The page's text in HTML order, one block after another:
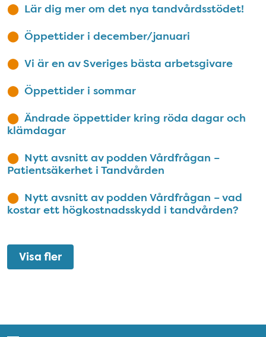
Lär dig mer om det nya tandvårdsstödet!
Öppettider i december/januari
Vi är en av Sveriges bästa arbetsgivare
Öppettider i sommar
Ändrade öppettider kring röda dagar och
klämdagar
Nytt avsnitt av podden Vårdfrågan –
Patientsäkerhet i Tandvården
Nytt avsnitt av podden Vårdfrågan – vad
kostar ett högkostnadsskydd i tandvården?
Visa fler
Snabblänkar